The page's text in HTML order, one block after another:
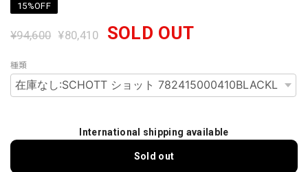
15%OFF
¥94,600 ¥80,410 SOLD OUT
種類
International shipping available
Sold out